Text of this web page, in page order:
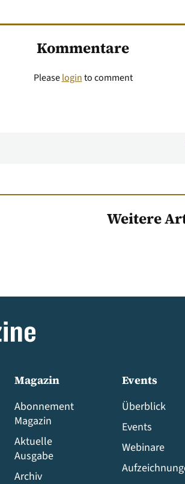
Kommentare
Pleaseloginto comment
Weitere
Magazin
Abonnement
Magazin
Aktuelle
Ausgabe
Archiv
Events
Überblick
Events
Webinare